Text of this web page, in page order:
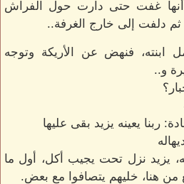
أنها غفت حتى دارت حول الفراش
ثم دلفت إلى خارج الغرفة..
ابنته، فنهض عن الأريكة وتوجه
و..
ربنا يعينه يزيد بقى عليها
يزيد نزل تحت يجيب أكل، أول ما
من هنا، خليهم يتصافوا مع بعض.